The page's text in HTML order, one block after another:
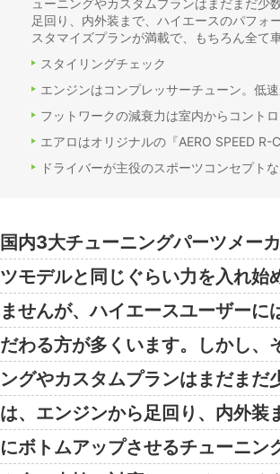
ューニングやカスタムプランはまだまだ少
足回り、内外装まで、ハイエースのパフォ
スタマイズプランが満載で、もちろん全て
スタイリングチェック
エンジンはコンプレッサーチューン。低
フットワークの減衰力は室内からコント
エアロはオリジナルの『AERO SPEED R-
ドライバーが主役のスポーツコンセプト
国内3大チューニングパーツメー
ツモデルと同じぐらい力を入れ始
ませんが、ハイエースユーザーに
だわる方が多くいます。しかし、
ングやカスタムプランはまだまだ
は、エンジンから足回り、内外装
にボトムアップさせるチューニン